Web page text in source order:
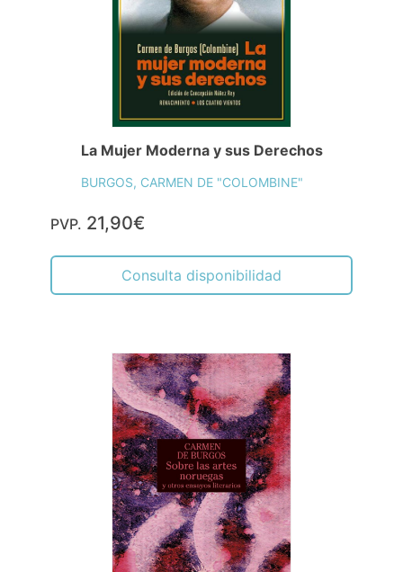
La Mujer Moderna y sus Derechos
BURGOS, CARMEN DE "COLOMBINE"
PVP. 21,90€
Consulta disponibilidad